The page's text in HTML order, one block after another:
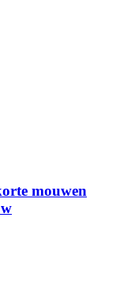
mouwen